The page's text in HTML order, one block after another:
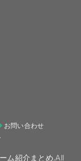
お問い合わせ
ム紹介まとめ.All